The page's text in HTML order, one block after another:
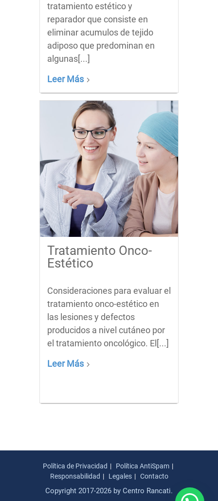
tratamiento estético y
reparador que consiste en
eliminar acumulos de tejido
adiposo que predominan en
algunas[...]
Leer Más
Tratamiento Onco-
Estético
Consideraciones para evaluar el
tratamiento onco-estético en
las lesiones y defectos
producidos a nivel cutáneo por
el tratamiento oncológico. El[...]
Leer Más
Política de Privacidad
Política AntiSpam
Responsabilidad
Legales Contacto
Copyright 2017-2026 by Centro Rancati.